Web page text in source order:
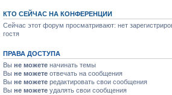
КТО СЕЙЧАС НА КОНФЕРЕНЦИИ
Сейчас этот форум просматривают: нет
гостя
ПРАВА ДОСТУПА
Вы не можете начинать темы
Вы не можете отвечать на сообщения
Вы не можете редактировать свои сообщения
Вы не можете удалять свои сообщения